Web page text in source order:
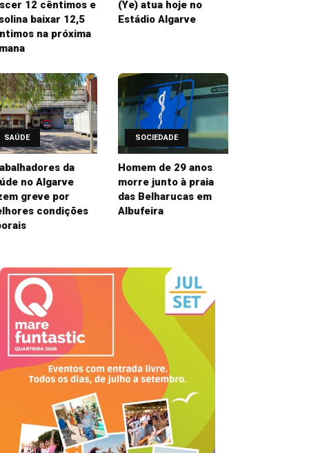
12 cêntimos e
baixar 12,5
na próxima
(Ye) atua hoje no
Estádio Algarve
SAÚDE
da
no Algarve
greve por
condições
SOCIEDADE
Homem de 29 anos
morre junto à praia
das Belharucas em
Albufeira